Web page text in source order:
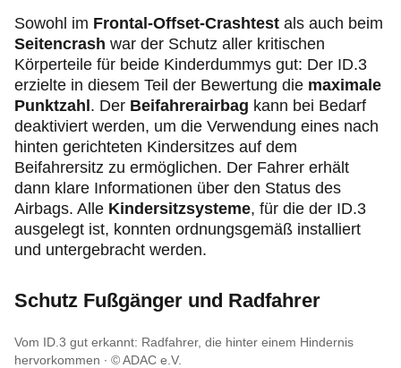
Sowohl im Frontal-Offset-Crashtest als auch beim
Seitencrash war der Schutz aller kritischen
Körperteile für beide Kinderdummys gut: Der ID.3
erzielte in diesem Teil der Bewertung die maximale
Punktzahl . Der Beifahrerairbag kann bei Bedarf
deaktiviert werden, um die Verwendung eines nach
hinten gerichteten Kindersitzes auf dem
Beifahrersitz zu ermöglichen. Der Fahrer erhält
dann klare Informationen über den Status des
Airbags. Alle Kindersitzsysteme, für die der ID.3
ausgelegt ist, konnten ordnungsgemäß installiert
und untergebracht werden.
Schutz Fußgänger und Radfahrer
Vom ID.3 gut erkannt: Radfahrer, die hinter einem Hindernis
hervorkommen
© ADAC e.V.